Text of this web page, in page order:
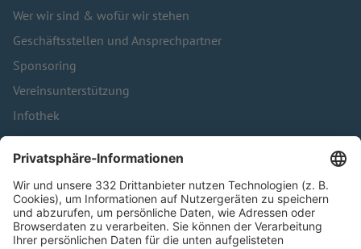
Wer wir sind & wofür wir stehen
Geschäftsstellen und Ansprechpartner
Sponsoring
Vereinsunterstützung
Infothek
Kontakt
HÄUFIG BESUCHTE SEITEN
Pässe und Vereinswechsel
Trainerausbildung